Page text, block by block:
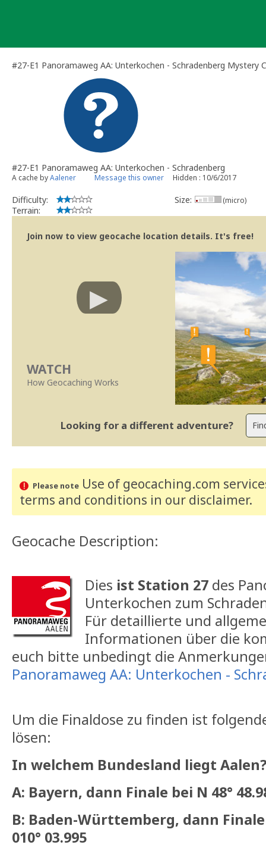
#27-E1 Panoramaweg AA: Unterkochen - Schradenberg Mystery
#27-E1 Panoramaweg AA: Unterkochen - Schradenberg
A cache byAalener Message this owner Hidden : 10/6/2017
Difficulty:
Terrain:
Size: (micro)
Join now to view geocache location details. It's free!
WATCH
How Geocaching Works
Looking for a different adventure?
Please noteUse of geocaching.com
terms and conditions in our disclaimer.
Geocache Description:
Dies ist Station 27 des
Unterkochen zum
Für detaillierte und
Informationen über die
euch bitte unbedingt die
Panoramaweg AA: Unterkochen -
Um die Finaldose zu finden ist
lösen:
In welchem Bundesland liegt
A: Bayern, dann Finale bei N 48°
B: Baden-Württemberg, dann Finale
010° 03.995